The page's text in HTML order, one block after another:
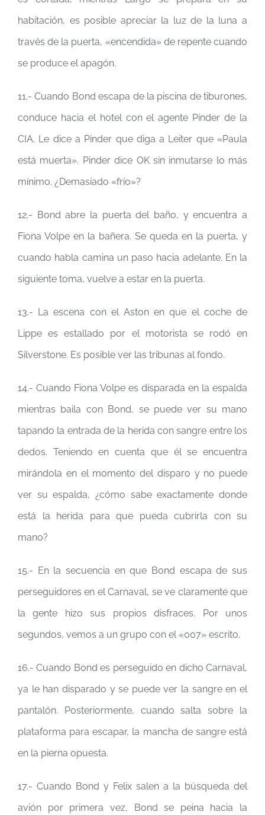
habitación, es posible apreciar la luz de la luna a
través de la puerta, «encendida» de repente cuando
se produce el apagón.
11.- Cuando Bond escapa de la piscina de tiburones,
conduce hacia el hotel con el agente Pinder de la
CIA. Le dice a Pinder que diga a Leiter que «Paula
está muerta». Pinder dice OK sin inmutarse lo más
mínimo. ¿Demasiado «frío»?
12.- Bond abre la puerta del baño, y encuentra a
Fiona Volpe en la bañera. Se queda en la puerta, y
cuando habla camina un paso hacia adelante. En la
siguiente toma, vuelve a estar en la puerta.
13.- La escena con el Aston en que el coche de
Lippe es estallado por el motorista se rodó en
Silverstone. Es posible ver las tribunas al fondo.
14.- Cuando Fiona Volpe es disparada en la espalda
mientras baila con Bond, se puede ver su mano
tapando la entrada de la herida con sangre entre los
dedos. Teniendo en cuenta que él se encuentra
mirándola en el momento del disparo y no puede
ver su espalda, ¿cómo sabe exactamente donde
está la herida para que pueda cubrirla con su
mano?
15.- En la secuencia en que Bond escapa de sus
perseguidores en el Carnaval, se ve claramente que
la gente hizo sus propios disfraces. Por unos
segundos, vemos a un grupo con el «007» escrito.
16.- Cuando Bond es perseguido en dicho Carnaval,
ya le han disparado y se puede ver la sangre en el
pantalón. Posteriormente, cuando salta sobre la
plataforma para escapar, la mancha de sangre está
en la pierna opuesta.
17.- Cuando Bond y Felix salen a la búsqueda del
avión por primera vez, Bond se peina hacia la